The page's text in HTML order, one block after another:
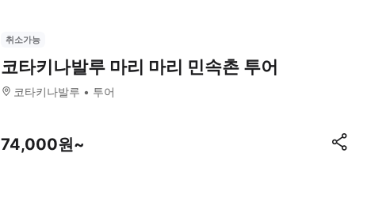
취소가능
코타키나발루 마리 마리 민속촌 투어
코타키나발루 투어
74,000원~